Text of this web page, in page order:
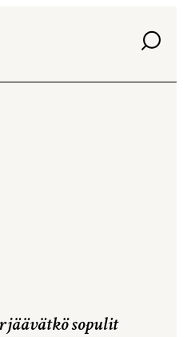
Haku
sopulit